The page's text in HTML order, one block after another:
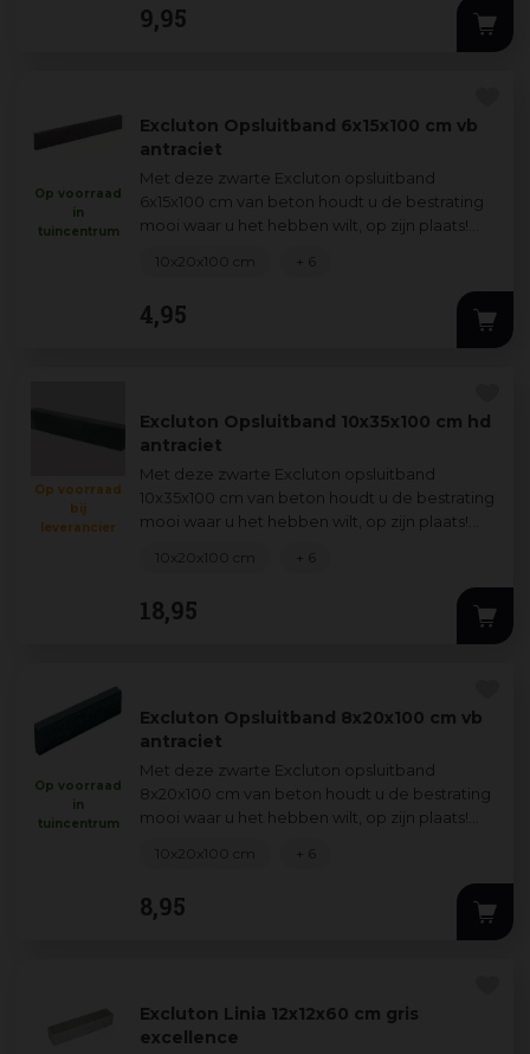
9,95
Excluton Opsluitband 6x15x100 cm vb
antraciet
Met deze zwarte Excluton opsluitband
6x15x100 cm van beton houdt u de bestrating
mooi waar u het hebben wilt, op zijn plaats!
Op voorraad
in
tuincentrum
4,95
10x20x100 cm + 6
Excluton Opsluitband 10x35x100 cm hd
antraciet
Met deze zwarte Excluton opsluitband
10x35x100 cm van beton houdt u de bestrating
mooi waar u het hebben wilt, op zijn plaats!
Op voorraad
bij
leverancier
18,95
10x20x100 cm + 6
Excluton Opsluitband 8x20x100 cm vb
antraciet
Met deze zwarte Excluton opsluitband
8x20x100 cm van beton houdt u de bestrating
mooi waar u het hebben wilt, op zijn plaats!
Op voorraad
in
tuincentrum
8,95
10x20x100 cm + 6
Excluton Linia 12x12x60 cm gris
excellence